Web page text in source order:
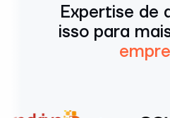
Expertise de
isso para